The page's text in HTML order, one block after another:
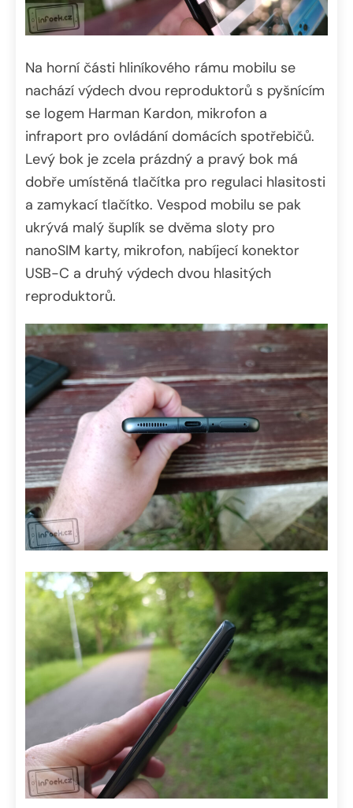
Na horní části hliníkového rámu mobilu se
nachází výdech dvou reproduktorů s pyšnícím
se logem Harman Kardon, mikrofon a
infraport pro ovládání domácích spotřebičů.
Levý bok je zcela prázdný a pravý bok má
dobře umístěná tlačítka pro regulaci hlasitosti
a zamykací tlačítko. Vespod mobilu se pak
ukrývá malý šuplík se dvěma sloty pro
nanoSIM karty, mikrofon, nabíjecí konektor
USB-C a druhý výdech dvou hlasitých
reproduktorů.